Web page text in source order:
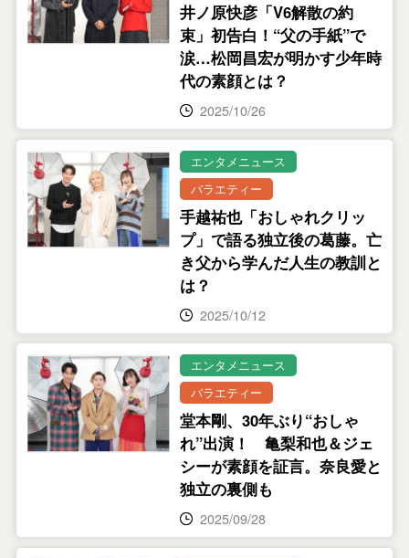
井ノ原快彦「V6解散の約
束」初告白！“父の手紙”で
涙…松岡昌宏が明かす少年時
代の素顔とは？
2025/10/26
エンタメニュース
バラエティー
手越祐也「おしゃれクリッ
プ」で語る独立後の葛藤。亡
き父から学んだ人生の教訓と
は？
2025/10/12
エンタメニュース
バラエティー
堂本剛、30年ぶり“おしゃ
れ”出演！ 亀梨和也＆ジェ
シーが素顔を証言。奈良愛と
独立の裏側も
2025/09/28